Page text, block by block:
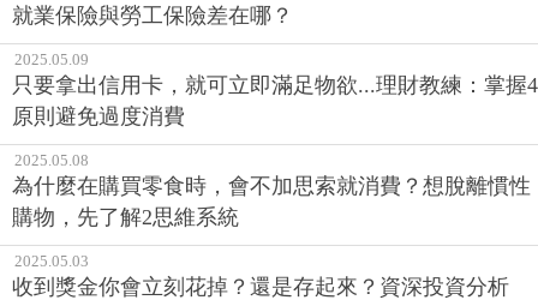
就業保險與勞工保險差在哪？
2025.05.09
只要拿出信用卡，就可立即滿足物欲...理財教練：掌握4
原則避免過度消費
2025.05.08
為什麼在購買零食時，會不加思索就消費？想脫離慣性
購物，先了解2思維系統
2025.05.03
收到獎金你會立刻花掉？還是存起來？資深投資分析